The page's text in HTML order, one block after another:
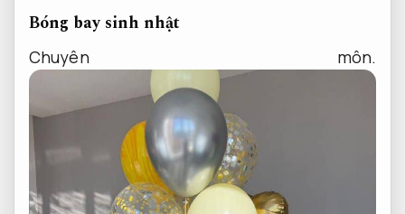
Bóng bay sinh nhật
Chuyên môn.